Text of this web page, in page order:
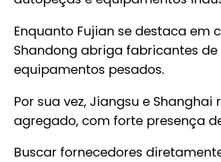
Enquanto Fujian se destaca em
Shandong abriga fabricantes
equipamentos pesados.
Por sua vez, Jiangsu e
agregado, com forte presença
Buscar fornecedores